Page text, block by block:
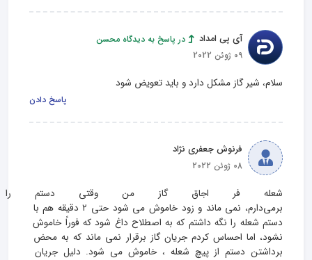
آی پی امداد
در پاسخ به دیدگاه محسن
09 ژوئن 2022
سلام، شیر گاز مشکل دارد و باید تعویض شود
پاسخ دادن
فرنوش جعفری نژاد
08 ژوئن 2022
شعله فر اجاق گاز من وقتی دستم
برمی‌دارم، نمی ماند و زود خاموش می شود حتی ۲ دقیقه هم با
دستم شعله را نگه داشتم که به اصطلاح داغ شود که فوراً خاموش
نشود، اما احساس کردم جریان گاز برقرار نمی ماند که به محض
برداشتن دستم از پیچ شعله ، خاموش می شود. دلیل جریان